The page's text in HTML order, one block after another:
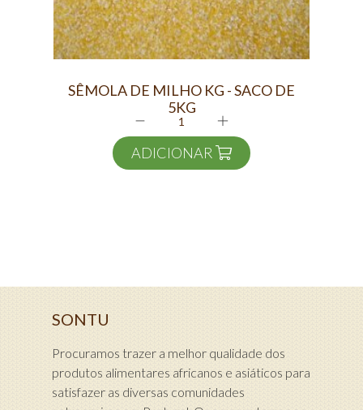
SÊMOLA DE MILHO KG - SACO DE
5KG
ADICIONAR
SONTU
Procuramos trazer a melhor qualidade dos
produtos alimentares africanos e asiáticos para
satisfazer as diversas comunidades